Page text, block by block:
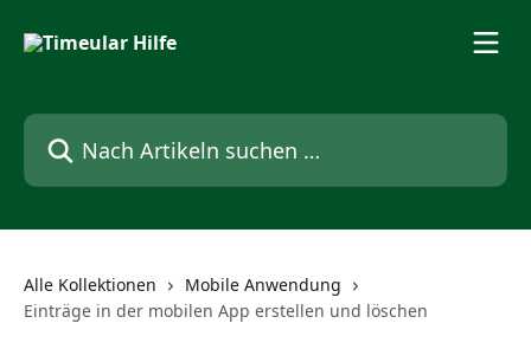
Nach Artikeln suchen …
Alle Kollektionen
Mobile Anwendung
Einträge in der mobilen App erstellen und löschen